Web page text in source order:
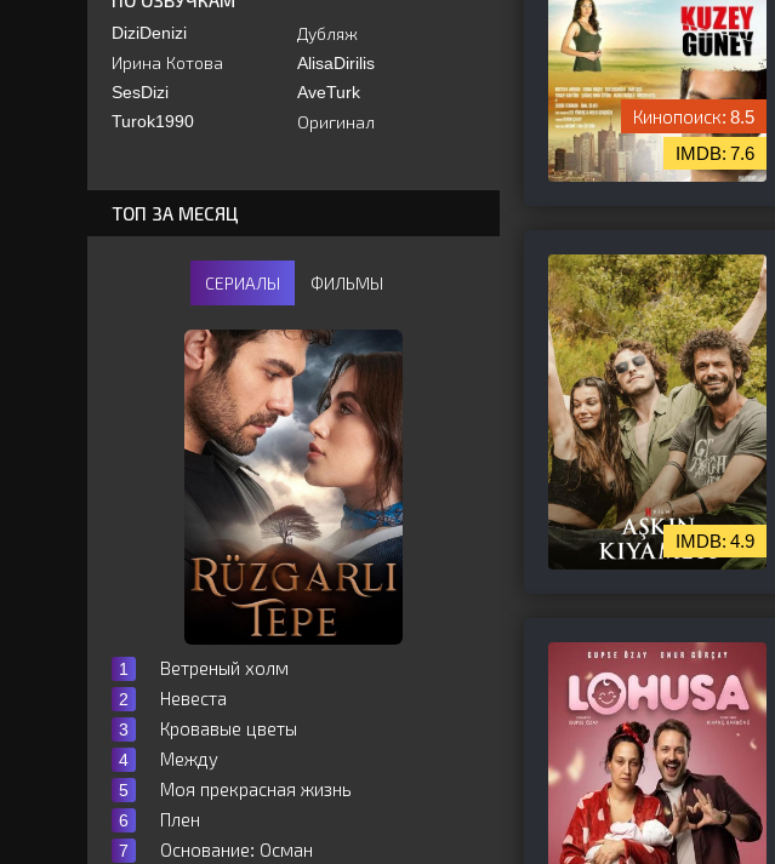
8.5
7.6
4.9
DiziDenizi
Ирина Котова
SesDizi
Turok1990
Дубляж
AlisaDirilis
AveTurk
Оригинал
ТОП ЗА МЕСЯЦ
СЕРИАЛЫ ФИЛЬМЫ
Ветреный холм
Невеста
Кровавые цветы
Между
Моя прекрасная жизнь
Плен
Основание: Осман